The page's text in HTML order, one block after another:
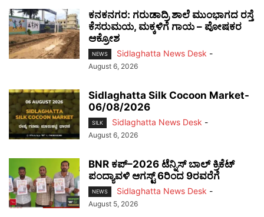
ಕನಕನಗರ: ಗರುಡಾದ್ರಿ ಶಾಲೆ ಮುಂಭಾಗದ ರಸ್ತೆ
ಕೆಸರುಮಯ, ಮಕ್ಕಳಿಗೆ ಗಾಯ – ಪೋಷಕರ
ಆಕ್ರೋಶ
NEWS Sidlaghatta News Desk -
August 6, 2026
Sidlaghatta Silk Cocoon Market-
06/08/2026
SILK Sidlaghatta News Desk -
August 6, 2026
BNR ಕಪ್–2026 ಟೆನ್ನಿಸ್ ಬಾಲ್ ಕ್ರಿಕೆಟ್
ಪಂದ್ಯಾವಳಿ ಆಗಸ್ಟ್ 6ರಿಂದ 9ರವರೆಗೆ
NEWS Sidlaghatta News Desk -
August 5, 2026